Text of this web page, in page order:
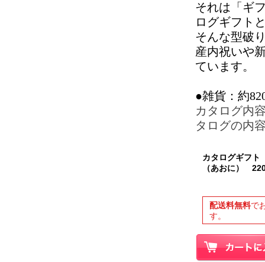
それは「ギ
ログギフト
そんな型破
産内祝いや
ています。
●雑貨：約
カタログ内
タログの内
カタログギフ
（あおに）
配送料無料で
す。